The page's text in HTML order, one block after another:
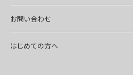
お問い合わせ
はじめての方へ